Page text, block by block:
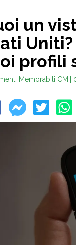
un
profili
Memorabili CM